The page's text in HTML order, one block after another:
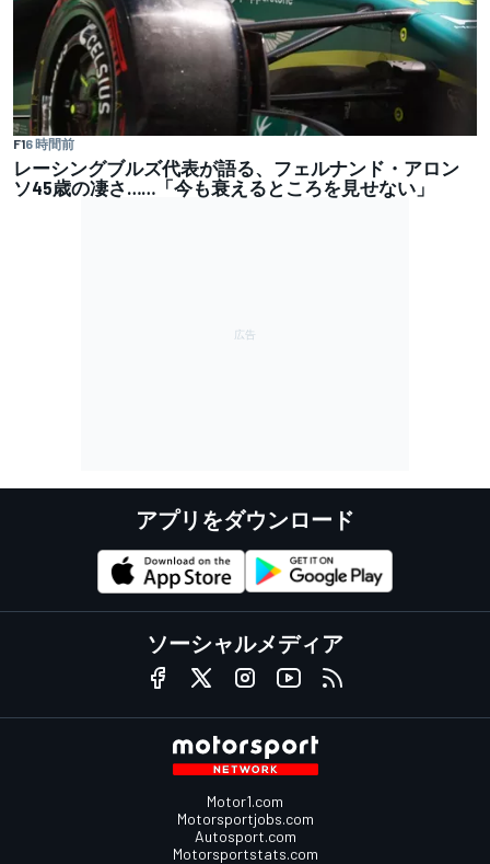
F16 時間前
レーシングブルズ代表が語る、フェルナンド・アロン
ソ45歳の凄さ……「今も衰えるところを見せない」
アプリをダウンロード
ソーシャルメディア
Motor1.com
Motorsportjobs.com
Autosport.com
Motorsportstats.com